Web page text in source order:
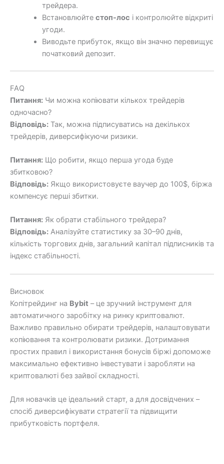
трейдера.
Встановлюйте стоп-лос і контролюйте відкриті
угоди.
Виводьте прибуток, якщо він значно перевищує
початковий депозит.
FAQ
Питання: Чи можна копіювати кількох трейдерів
одночасно?
Відповідь: Так, можна підписуватись на декількох
трейдерів, диверсифікуючи ризики.
Питання: Що робити, якщо перша угода буде
збитковою?
Відповідь: Якщо використовуєте ваучер до 100$, біржа
компенсує перші збитки.
Питання: Як обрати стабільного трейдера?
Відповідь: Аналізуйте статистику за 30–90 днів,
кількість торгових днів, загальний капітал підписників та
індекс стабільності.
Висновок
Копітрейдинг на Bybit – це зручний інструмент для
автоматичного заробітку на ринку криптовалют.
Важливо правильно обирати трейдерів, налаштовувати
копіювання та контролювати ризики. Дотримання
простих правил і використання бонусів біржі допоможе
максимально ефективно інвестувати і заробляти на
криптовалюті без зайвої складності.
Для новачків це ідеальний старт, а для досвідчених –
спосіб диверсифікувати стратегії та підвищити
прибутковість портфеля.